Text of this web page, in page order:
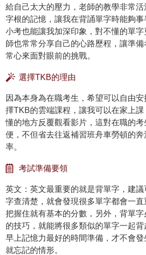
給自己太大的壓力，老師的教學非常
字根的記憶，讓我在背誦單字時能夠
小考也能讓我加深印象，對不懂的單
師也常常分享自己的心路歷程，讓準
常心來面對眼前的挑戰。
選擇TKB的理由
因為本身為在職考生，希望可以自由
擇TKB的雲端課程，讓我可以在家上
懂的地方反覆觀看影片，這對在職的
便，不但省去往返補習班舟車勞頓的
率。
考試準備要領
英文：英文最重要的就是背單字，建
字查清楚，就會發現很多單字都會一
把握住就有基本的分數，另外，背單
的技巧，就能將很多類似的單字一起
早上記憶力最好的時間準備，才不會
就忘記的情形。